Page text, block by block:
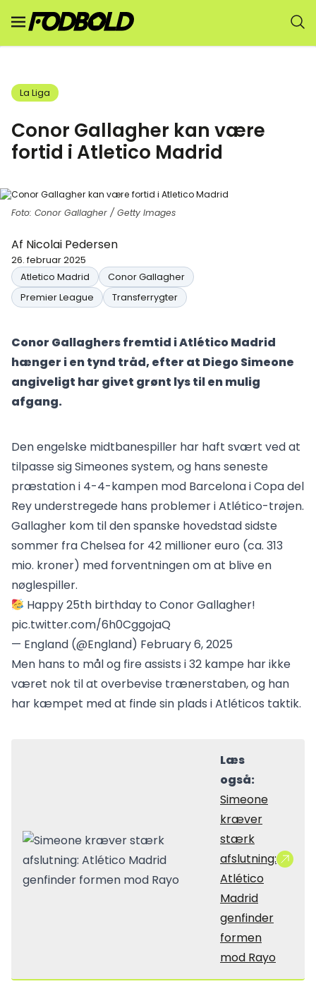
La Liga
Conor Gallagher kan være
fortid i Atletico Madrid
Foto: Conor Gallagher / Getty Images
Af Nicolai Pedersen
26. februar 2025
Atletico Madrid
Conor Gallagher
Premier League
Transferrygter
Conor Gallaghers fremtid i Atlético Madrid
hænger i en tynd tråd, efter at Diego Simeone
angiveligt har givet grønt lys til en mulig
afgang.
Den engelske midtbanespiller har haft svært ved at
tilpasse sig Simeones system, og hans seneste
præstation i 4-4-kampen mod Barcelona i Copa del
Rey understregede hans problemer i Atlético-trøjen.
Gallagher kom til den spanske hovedstad sidste
sommer fra Chelsea for 42 millioner euro (ca. 313
mio. kroner) med forventningen om at blive en
nøglespiller.
Happy 25th birthday to Conor Gallagher!
pic.twitter.com/6h0CggojaQ
— England (@England) February 6, 2025
Men hans to mål og fire assists i 32 kampe har ikke
været nok til at overbevise trænerstaben, og han
har kæmpet med at finde sin plads i Atléticos taktik.
Læs
også:
Simeone
kræver
stærk
afslutning:
Atlético
Madrid
genfinder
formen
mod Rayo